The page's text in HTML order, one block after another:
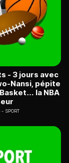
- 3 jours avec
Nansi, pépite
la NBA
SPORT